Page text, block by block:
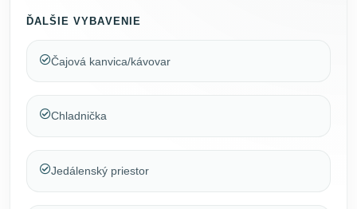
ĎALŠIE VYBAVENIE
Čajová kanvica/kávovar
Chladnička
Jedálenský priestor